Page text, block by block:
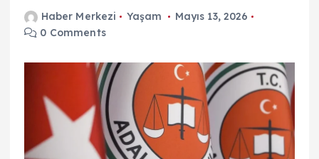
Haber Merkezi Yaşam
Mayıs 13, 2026
0 Comments